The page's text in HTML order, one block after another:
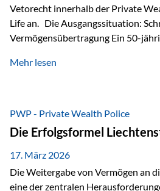
Vetorecht innerhalb der Private
Life an. Die Ausgangssituation:
Vermögensübertragung Ein 50-
der steuerliche Freibetrag optimal
strukturierte, langfristige
Kontrolle vollständig aus der Hand
Abschmelzung mit Vetorecht Die
Private Wealth Police…
Mehr lesen
PWP - Private Wealth Police
Die Erfolgsformel
17. März 2026
Die Weitergabe von Vermögen an
eine der zentralen